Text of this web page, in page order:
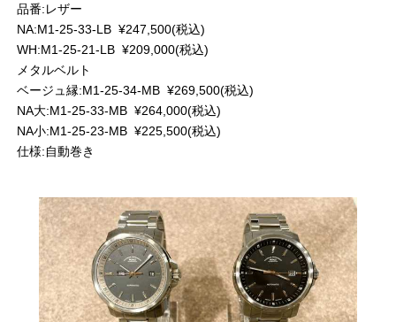
品番:レザー
NA:M1-25-33-LB ¥247,500(税込)
WH:M1-25-21-LB ¥209,000(税込)
メタルベルト
ベージュ縁:M1-25-34-MB ¥269,500(税込)
NA大:M1-25-33-MB ¥264,000(税込)
NA小:M1-25-23-MB ¥225,500(税込)
仕様:自動巻き